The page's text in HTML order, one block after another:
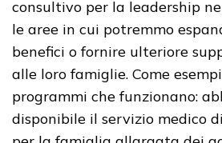
consultivo per la leadership
le aree in cui potremmo
benefici o fornire ulteriore
alle loro famiglie. Come
programmi che funzionano:
disponibile il servizio medico